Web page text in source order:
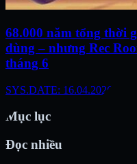
68.000 năm tổng thời
dùng – nhưng Rec
tháng 6
SYS.DATE: 16.04.2026
Mục lục
Đọc nhiều